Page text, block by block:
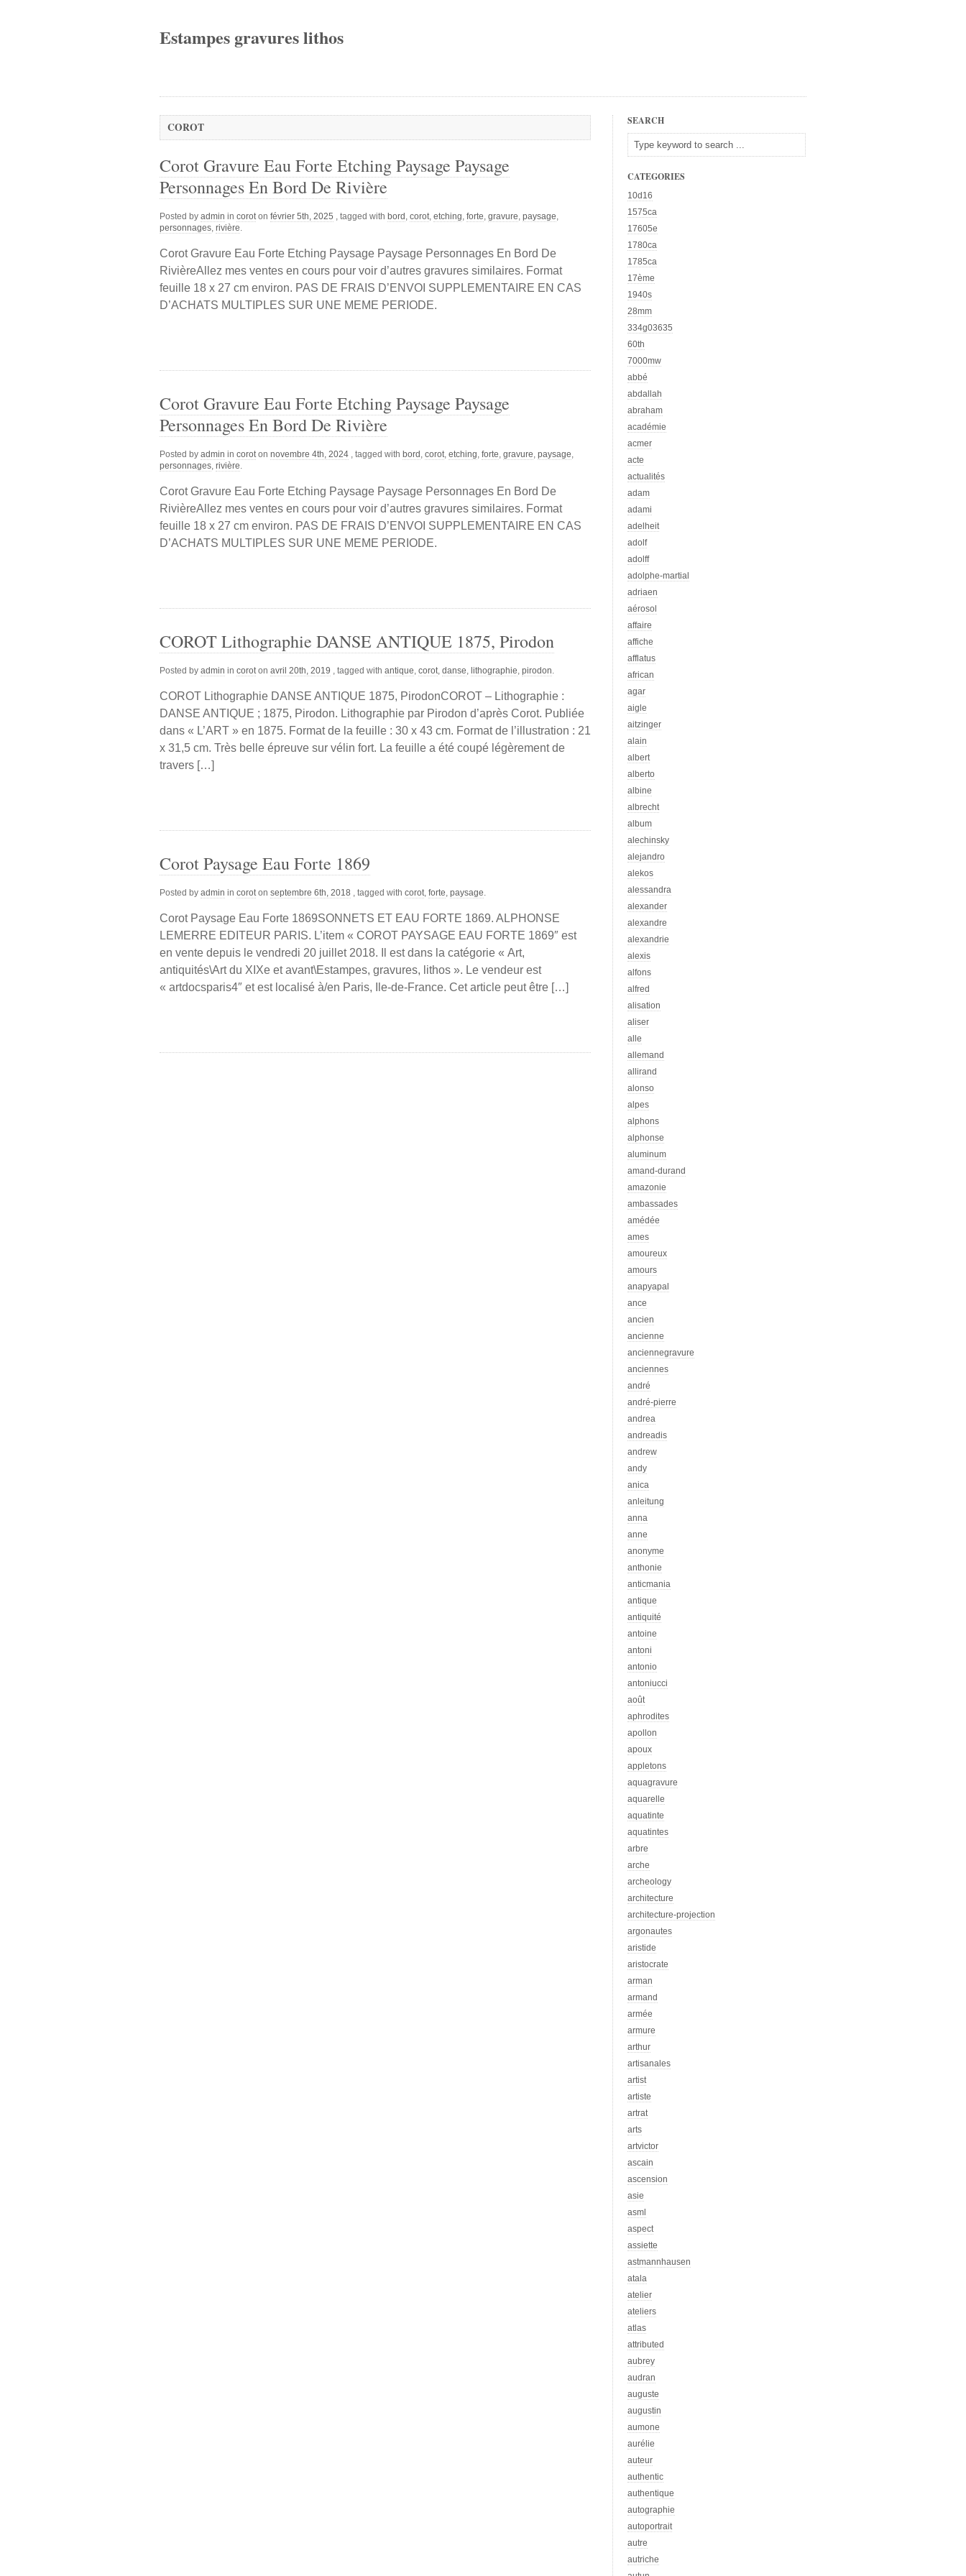
Estampes gravures lithos
COROT
Corot Gravure Eau Forte Etching Paysage Paysage
Personnages En Bord De Rivière
Posted by admin in corot on février 5th, 2025 , tagged with bord , corot, etching, forte, gravure, paysage,
personnages, rivière.
Corot Gravure Eau Forte Etching Paysage Paysage Personnages En Bord De
RivièreAllez mes ventes en cours pour voir d’autres gravures similaires. Format
feuille 18 x 27 cm environ. PAS DE FRAIS D’ENVOI SUPPLEMENTAIRE EN CAS
D’ACHATS MULTIPLES SUR UNE MEME PERIODE.
Corot Gravure Eau Forte Etching Paysage Paysage
Personnages En Bord De Rivière
Posted by admin in corot on novembre 4th, 2024 , tagged with bord , corot, etching, forte, gravure, paysage,
personnages, rivière.
Corot Gravure Eau Forte Etching Paysage Paysage Personnages En Bord De
RivièreAllez mes ventes en cours pour voir d’autres gravures similaires. Format
feuille 18 x 27 cm environ. PAS DE FRAIS D’ENVOI SUPPLEMENTAIRE EN CAS
D’ACHATS MULTIPLES SUR UNE MEME PERIODE.
COROT Lithographie DANSE ANTIQUE 1875, Pirodon
Posted by admin in corot on avril 20th, 2019 , tagged with antique, corot, danse, lithographie, pirodon.
COROT Lithographie DANSE ANTIQUE 1875, PirodonCOROT – Lithographie :
DANSE ANTIQUE ; 1875, Pirodon. Lithographie par Pirodon d’après Corot. Publiée
dans « L’ART » en 1875. Format de la feuille : 30 x 43 cm. Format de l’illustration : 21
x 31,5 cm. Très belle épreuve sur vélin fort. La feuille a été coupé légèrement de
travers […]
Corot Paysage Eau Forte 1869
Posted by admin in corot on septembre 6th, 2018 , tagged with corot, forte, paysage.
Corot Paysage Eau Forte 1869SONNETS ET EAU FORTE 1869. ALPHONSE
LEMERRE EDITEUR PARIS. L’item « COROT PAYSAGE EAU FORTE 1869″ est
en vente depuis le vendredi 20 juillet 2018. Il est dans la catégorie « Art,
antiquités\Art du XIXe et avant\Estampes, gravures, lithos ». Le vendeur est
« artdocsparis4″ et est localisé à/en Paris, Ile-de-France. Cet article peut être […]
SEARCH
CATEGORIES
10d16
1575ca
17605e
1780ca
1785ca
17ème
1940s
28mm
334g03635
60th
7000mw
abbé
abdallah
abraham
académie
acmer
acte
actualités
adam
adami
adelheit
adolf
adolff
adolphe-martial
adriaen
aérosol
affaire
affiche
afflatus
african
agar
aigle
aitzinger
alain
albert
alberto
albine
albrecht
album
alechinsky
alejandro
alekos
alessandra
alexander
alexandre
alexandrie
alexis
alfons
alfred
alisation
aliser
alle
allemand
allirand
alonso
alpes
alphons
alphonse
aluminum
amand-durand
amazonie
ambassades
amédée
ames
amoureux
amours
anapyapal
ance
ancien
ancienne
anciennegravure
anciennes
andré
andré-pierre
andrea
andreadis
andrew
andy
anica
anleitung
anna
anne
anonyme
anthonie
anticmania
antique
antiquité
antoine
antoni
antonio
antoniucci
août
aphrodites
apollon
apoux
appletons
aquagravure
aquarelle
aquatinte
aquatintes
arbre
arche
archeology
architecture
architecture-projection
argonautes
aristide
aristocrate
arman
armand
armée
armure
arthur
artisanales
artist
artiste
artrat
arts
artvictor
ascain
ascension
asie
asml
aspect
assiette
astmannhausen
atala
atelier
ateliers
atlas
attributed
aubrey
audran
auguste
augustin
aumone
aurélie
auteur
authentic
authentique
autographie
autoportrait
autre
autriche